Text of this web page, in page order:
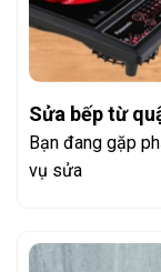
Sửa bếp từ
Bạn đang gặp
vụ sửa